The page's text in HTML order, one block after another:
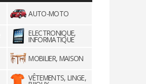
AUTO-MOTO
ELECTRONIQUE,
INFORMATIQUE
MOBILIER, MAISON
VÊTEMENTS, LINGE,